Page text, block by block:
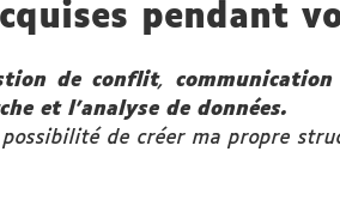
pendant
de conflit,
et l’analyse de données.
de créer ma propre